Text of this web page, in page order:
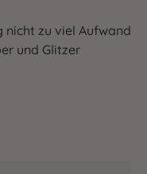
zu viel Aufwand
und Glitzer